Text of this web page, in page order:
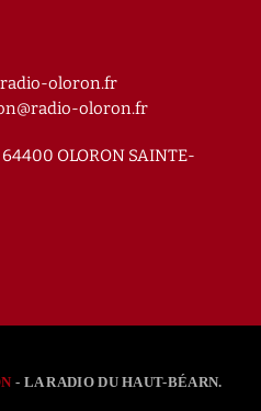
oloron.fr
oloron.fr
OLORON SAINTE-
- LA RADIO DU HAUT-BÉARN.